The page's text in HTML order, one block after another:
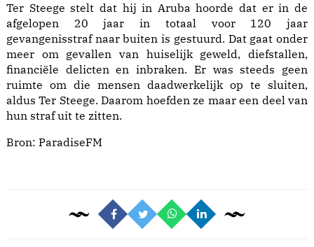
Ter Steege stelt dat hij in Aruba hoorde dat er in de
afgelopen 20 jaar in totaal voor 120 jaar
gevangenisstraf naar buiten is gestuurd. Dat gaat onder
meer om gevallen van huiselijk geweld, diefstallen,
financiële delicten en inbraken. Er was steeds geen
ruimte om die mensen daadwerkelijk op te sluiten,
aldus Ter Steege. Daarom hoefden ze maar een deel van
hun straf uit te zitten.
Bron: ParadiseFM